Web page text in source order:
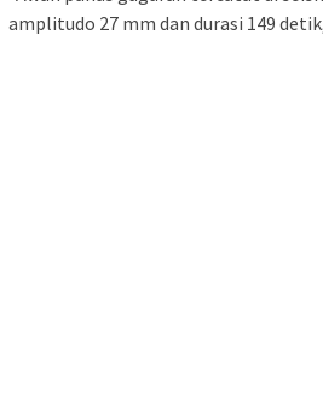
amplitudo 27 mm dan durasi 149